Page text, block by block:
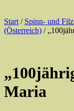
Start / Spinn- und
(Österreich) /
Maria